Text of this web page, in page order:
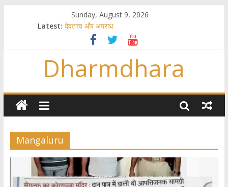
Sunday, August 9, 2026
Latest: देवतत्त्व और अपराध
स्त्रियाँ वेदाधिकारिणी क्यों नहीं हैं
विश्व का सबसे बड़ा और वैज्ञानिक समय गणना तन्त्र
तुम्हीं हो माता, पिता तुम्हीं हो ??
गौ सेवा और राजयोग
Dharmdhara
Mangaluru